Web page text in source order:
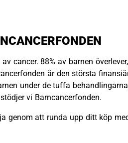
cancer. 88% av barnen
är den största
under de tuffa
vi Barncancerfonden.
genom att runda upp ditt köp